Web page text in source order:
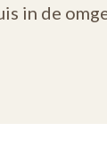
in de